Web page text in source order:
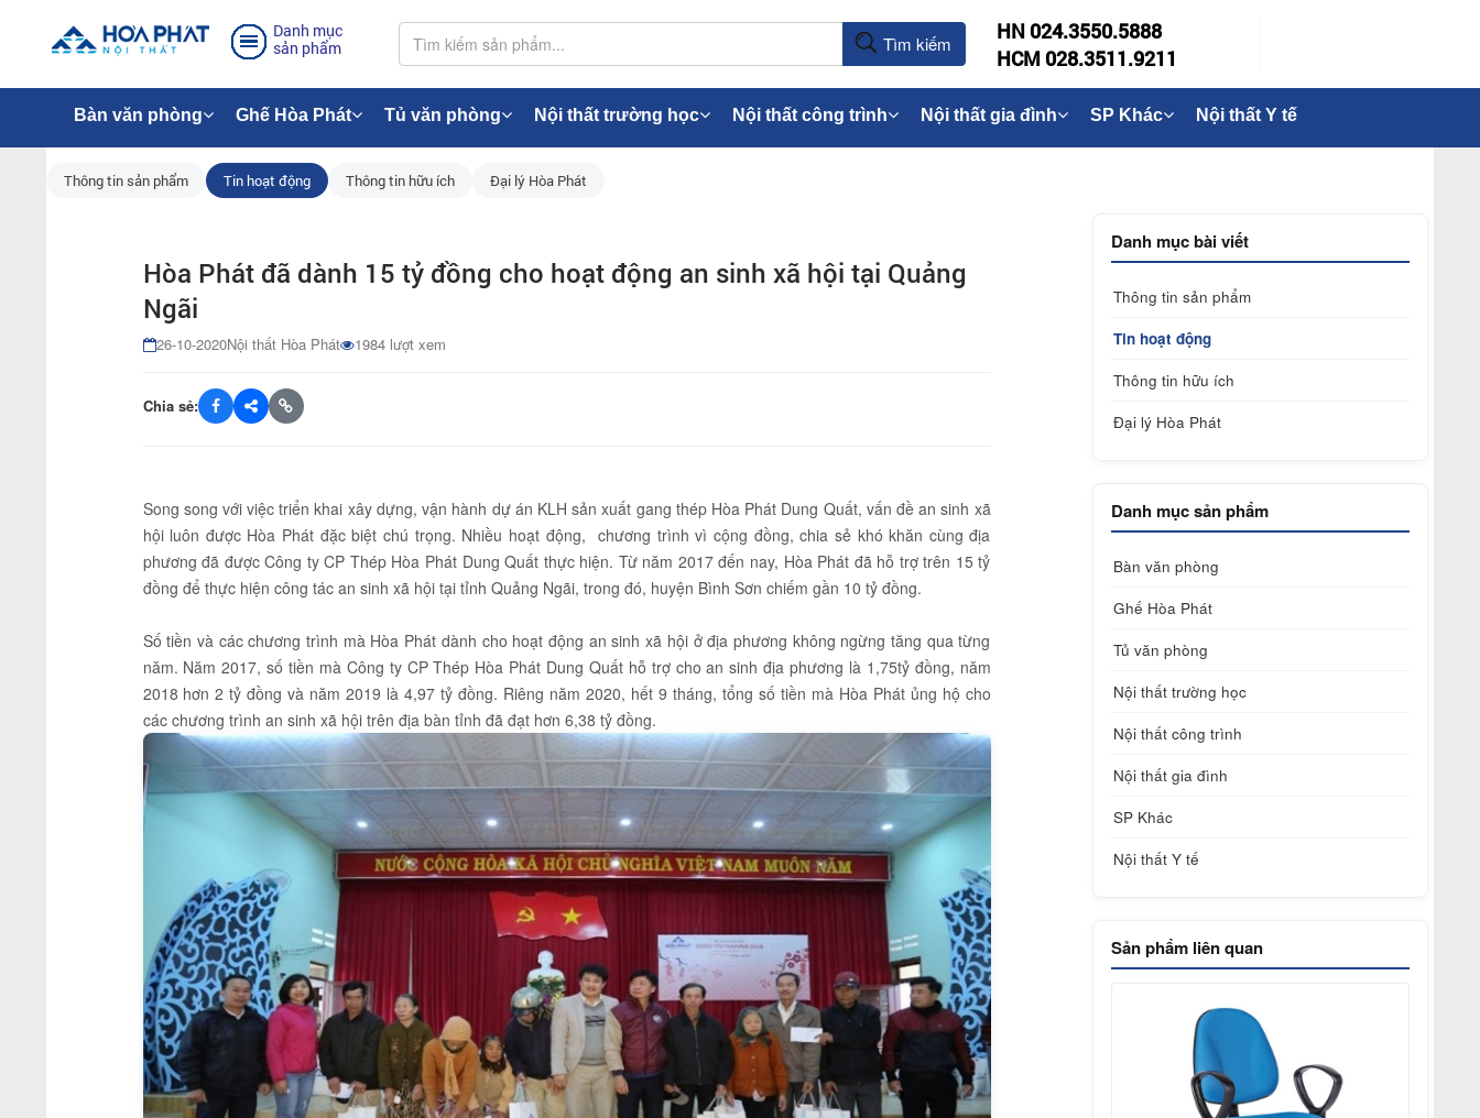
Danh mục
sản phẩm
Tìm kiếm
HN 024.3550.5888
HCM 028.3511.9211
Bàn văn phòng Ghế Hòa Phát Tủ văn phòng Nội thất trường học Nội thất công trình Nội thất gia đình SP Khác Nội thất Y tế
Thông tin sản phẩm Tin hoạt động Thông tin hữu ích Đại lý Hòa Phát
Hòa Phát đã dành 15 tỷ đồng cho hoạt động an sinh xã hội tại Quảng
Ngãi
26-10-2020Nội thất Hòa Phát 1984 lượt xem
Chia sẻ:
Song song với việc triển khai xây dựng, vận hành dự án KLH sản xuất gang thép Hòa Phát Dung Quất, vấn đề an sinh xã
hội luôn được Hòa Phát đặc biệt chú trọng. Nhiều hoạt động, chương trình vì cộng đồng, chia sẻ khó khăn cùng địa
phương đã được Công ty CP Thép Hòa Phát Dung Quất thực hiện. Từ năm 2017 đến nay, Hòa Phát đã hỗ trợ trên 15 tỷ
đồng để thực hiện công tác an sinh xã hội tại tỉnh Quảng Ngãi, trong đó, huyện Bình Sơn chiếm gần 10 tỷ đồng.
Số tiền và các chương trình mà Hòa Phát dành cho hoạt động an sinh xã hội ở địa phương không ngừng tăng qua từng
năm. Năm 2017, số tiền mà Công ty CP Thép Hòa Phát Dung Quất hỗ trợ cho an sinh địa phương là 1,75tỷ đồng, năm
2018 hơn 2 tỷ đồng và năm 2019 là 4,97 tỷ đồng. Riêng năm 2020, hết 9 tháng, tổng số tiền mà Hòa Phát ủng hộ cho
các chương trình an sinh xã hội trên địa bàn tỉnh đã đạt hơn 6,38 tỷ đồng.
Danh mục bài viết
Thông tin sản phẩm
Tin hoạt động
Thông tin hữu ích
Đại lý Hòa Phát
Danh mục sản phẩm
Bàn văn phòng
Ghế Hòa Phát
Tủ văn phòng
Nội thất trường học
Nội thất công trình
Nội thất gia đình
SP Khác
Nội thất Y tế
Sản phẩm liên quan